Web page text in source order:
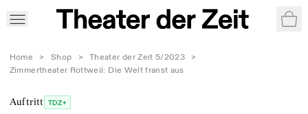
Home > Shop > Theater der Zeit 5/2023
>
Zimmertheater Rottweil: Die Welt franst aus
Auftritt TDZ+